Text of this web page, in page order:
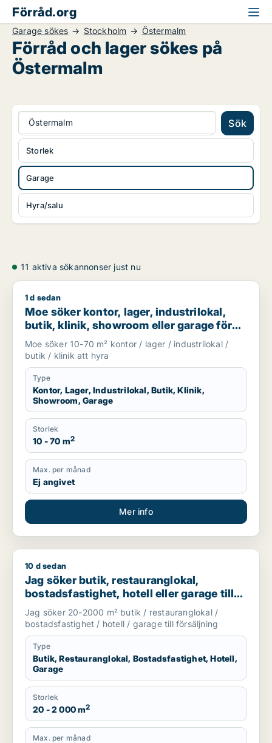
Förråd.org
Garage sökes Stockholm Östermalm
Förråd och lager sökes på
Östermalm
Östermalm Sök
Garage
Hyra/salu
Storlek
11 aktiva sökannonser just nu
Moe söker kontor, lager, industrilokal, butik, klinik,
1 d sedan
Moe söker kontor, lager, industrilokal,
butik, klinik, showroom eller garage för
uthyrning i Stockholm
Moe söker 10-70 m² kontor / lager / industrilokal /
butik / klinik att hyra
Type
Kontor, Lager, Industrilokal, Butik, Klinik,
Showroom, Garage
Storlek
10 - 70 m2
Max. per månad
Ej angivet
Mer info
Jag söker butik, restauranglokal, bostadsfastighet, hotell
10 d sedan
Jag söker butik, restauranglokal,
bostadsfastighet, hotell eller garage till
salu i Stockholms län
Jag söker 20-2000 m² butik / restauranglokal /
bostadsfastighet / hotell / garage till försäljning
Type
Butik, Restauranglokal, Bostadsfastighet, Hotell,
Garage
Storlek
20 - 2 000 m2
Max. per månad